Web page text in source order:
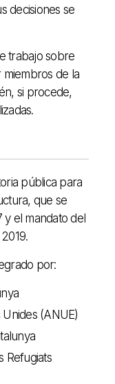
decisiones se
trabajo sobre
de la
si procede,
pública para
que se
el mandato del
por:
(ANUE)
Refugiats